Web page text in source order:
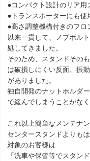
●コンパクト設計のリア用
●トランスポーターにも使
●高さ調整機構付きのフ
以来一貫して、ノブボル
処してきました。
そのため、スタンドその
は破損しにくい反面、振
がありました。
独自開発のナットホルダ
で緩んでしまうことがなく
これ以上簡単なメンテナ
センタースタンドよりも
対象のお客様は
「洗車や保管等でスタン